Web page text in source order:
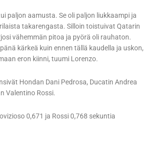
paljon aamusta. Se oli paljon liukkaampi ja
takarengasta. Silloin toistuivat Qatarin
vähemmän pitoa ja pyörä oli rauhaton.
kärkeä kuin ennen tällä kaudella ja uskon,
eron kiinni, tuumi Lorenzo.
Hondan Dani Pedrosa, Ducatin Andrea
Valentino Rossi.
0,671 ja Rossi 0,768 sekuntia